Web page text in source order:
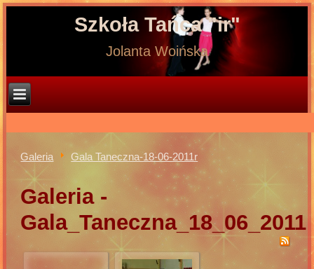
Szkoła Tańca "ir"
Jolanta Woińska
Galeria Gala Taneczna-18-06-2011r
Galeria -
Gala_Taneczna_18_06_2011